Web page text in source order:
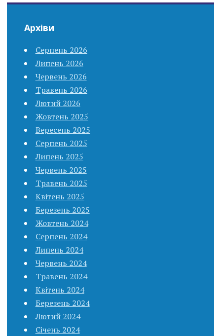
Архіви
Серпень 2026
Липень 2026
Червень 2026
Травень 2026
Лютий 2026
Жовтень 2025
Вересень 2025
Серпень 2025
Липень 2025
Червень 2025
Травень 2025
Квітень 2025
Березень 2025
Жовтень 2024
Серпень 2024
Липень 2024
Червень 2024
Травень 2024
Квітень 2024
Березень 2024
Лютий 2024
Січень 2024